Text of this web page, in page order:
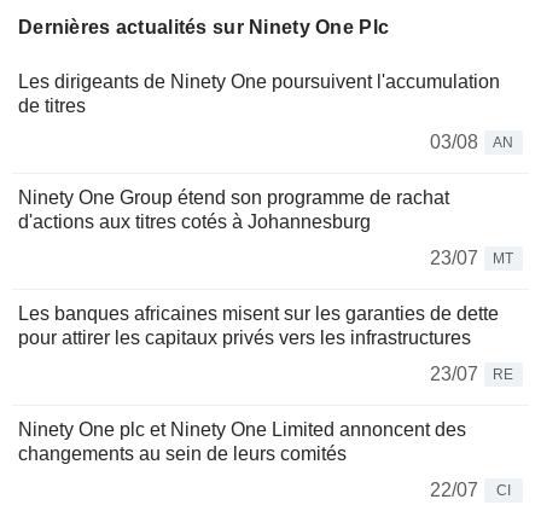
Dernières actualités sur Ninety One Plc
Les dirigeants de Ninety One poursuivent l'accumulation
de titres
03/08
AN
Ninety One Group étend son programme de rachat
d'actions aux titres cotés à Johannesburg
23/07
MT
Les banques africaines misent sur les garanties de dette
pour attirer les capitaux privés vers les infrastructures
23/07
RE
Ninety One plc et Ninety One Limited annoncent des
changements au sein de leurs comités
22/07
CI